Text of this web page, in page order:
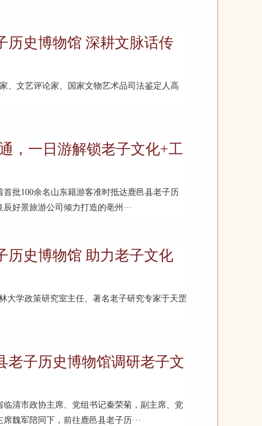
历史博物馆 深耕文脉话传
文艺评论家、国家文物艺术品司法鉴定人高
，一日游解锁老子文化+工
首批100余名山东籍游客准时抵达鹿邑县老子历
好景旅游公司倾力打造的亳州···
历史博物馆 助力老子文化
学政策研究室主任、著名老子研究专家于天罡
老子历史博物馆调研老子文
临清市政协主席、党组书记秦荣菊，副主席、党
魏军陪同下，前往鹿邑县老子历···